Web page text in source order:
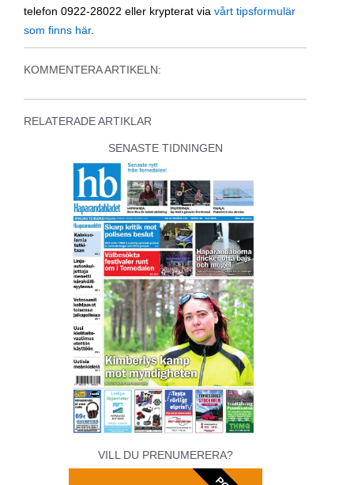
telefon 0922-28022 eller krypterat via vårt tipsformulär
som finns här.
KOMMENTERA ARTIKELN:
RELATERADE ARTIKLAR
SENASTE TIDNINGEN
VILL DU PRENUMERERA?